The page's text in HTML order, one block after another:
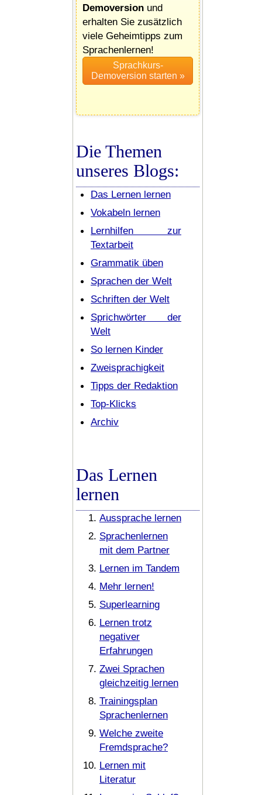
Demoversion und
erhalten Sie zusätzlich
viele Geheimtipps zum
Sprachenlernen!
Die Themen
unseres Blogs:
Das Lernen lernen
Vokabeln lernen
Lernhilfen zur
Textarbeit
Grammatik üben
Sprachen der Welt
Schriften der Welt
Sprichwörter der
Welt
So lernen Kinder
Zweisprachigkeit
Tipps der Redaktion
Top-Klicks
Archiv
Das Lernen
lernen
Aussprache lernen
Sprachenlernen
mit dem Partner
Lernen im Tandem
Mehr lernen!
Superlearning
Lernen trotz
negativer
Erfahrungen
Zwei Sprachen
gleichzeitig lernen
Trainingsplan
Sprachenlernen
Welche zweite
Fremdsprache?
Lernen mit
Literatur